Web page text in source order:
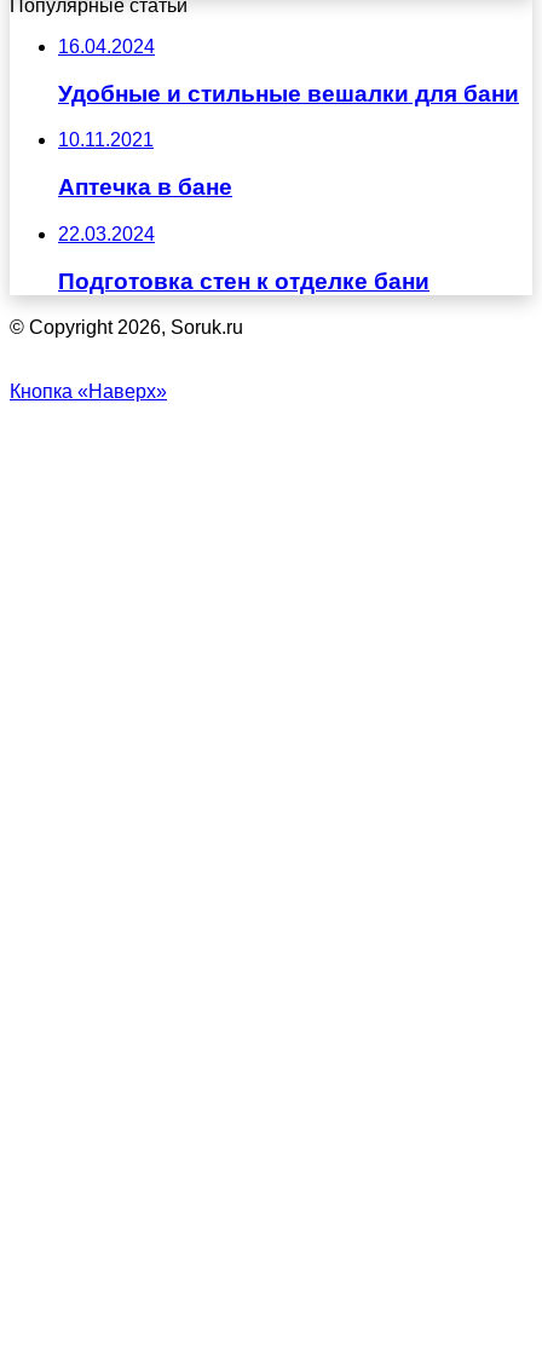
Популярные статьи
16.04.2024
Удобные и стильные вешалки для бани
10.11.2021
Аптечка в бане
22.03.2024
Подготовка стен к отделке бани
© Copyright 2026, Soruk.ru
Кнопка «Наверх»